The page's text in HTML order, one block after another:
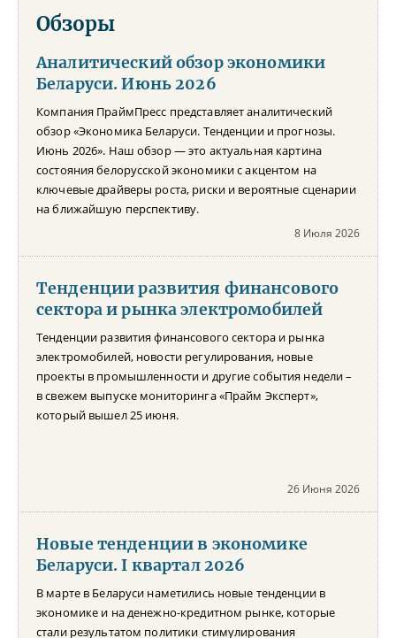
Обзоры
Аналитический обзор экономики
Беларуси. Июнь 2026
Компания ПраймПресс представляет аналитический
обзор «Экономика Беларуси. Тенденции и прогнозы.
Июнь 2026». Наш обзор — это актуальная картина
состояния белорусской экономики с акцентом на
ключевые драйверы роста, риски и вероятные сценарии
на ближайшую перспективу.
8 Июля 2026
Тенденции развития финансового
сектора и рынка электромобилей
Тенденции развития финансового сектора и рынка
электромобилей, новости регулирования, новые
проекты в промышленности и другие события недели –
в свежем выпуске мониторинга «Прайм Эксперт»,
который вышел 25 июня.
26 Июня 2026
Новые тенденции в экономике
Беларуси. I квартал 2026
В марте в Беларуси наметились новые тенденции в
экономике и на денежно-кредитном рынке, которые
стали результатом политики стимулирования